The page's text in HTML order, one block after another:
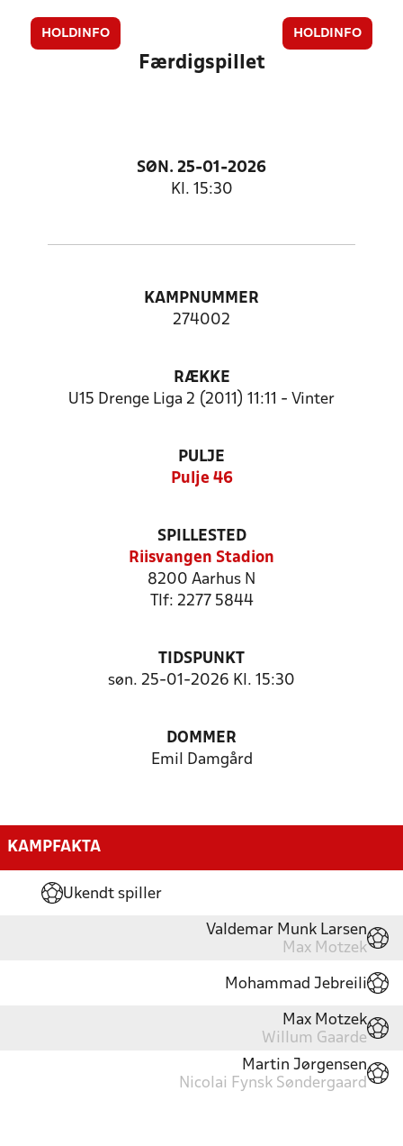
HOLDINFO HOLDINFO
Færdigspillet
SØN. 25-01-2026
Kl. 15:30
KAMPNUMMER
274002
RÆKKE
U15 Drenge Liga 2 (2011) 11:11 - Vinter
PULJE
Pulje 46
SPILLESTED
Riisvangen Stadion
8200 Aarhus N
Tlf: 2277 5844
TIDSPUNKT
søn. 25-01-2026 Kl. 15:30
DOMMER
Emil Damgård
KAMPFAKTA
Ukendt spiller
Valdemar Munk Larsen
Max Motzek
Mohammad Jebreili
Max Motzek
Willum Gaarde
Martin Jørgensen
Nicolai Fynsk Søndergaard